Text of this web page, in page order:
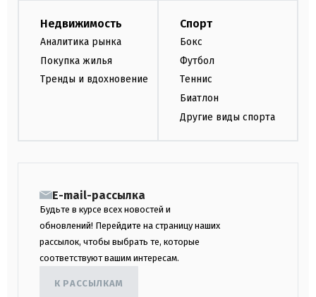
Недвижимость
Аналитика рынка
Покупка жилья
Тренды и вдохновение
Спорт
Бокс
Футбол
Теннис
Биатлон
Другие виды спорта
E-mail-рассылка
Будьте в курсе всех новостей и
обновлений! Перейдите на страницу наших
рассылок, чтобы выбрать те, которые
соответствуют вашим интересам.
К РАССЫЛКАМ